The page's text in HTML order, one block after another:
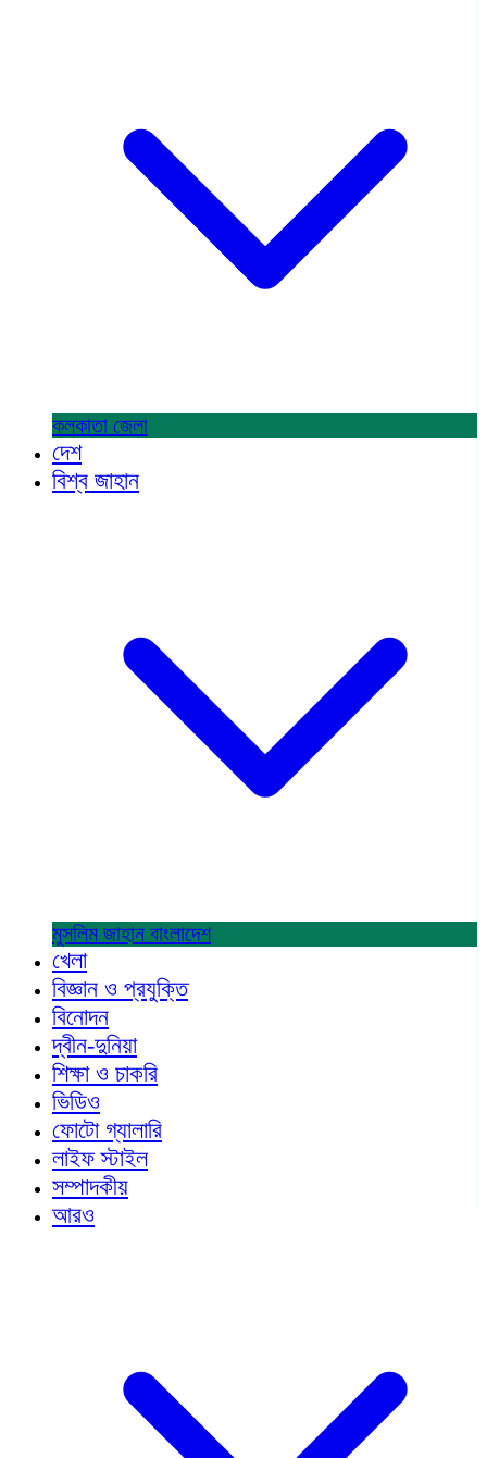
কলকাতা জেলা
দেশ
বিশ্ব জাহান
মুসলিম জাহান বাংলাদেশ
খেলা
বিজ্ঞান ও প্রযুক্তি
বিনোদন
দ্বীন-দুনিয়া
শিক্ষা ও চাকরি
ভিডিও
ফোটো গ্যালারি
লাইফ স্টাইল
সম্পাদকীয়
আরও